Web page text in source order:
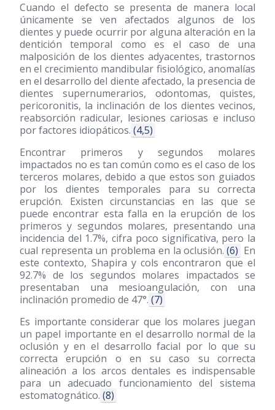
Cuando el defecto se presenta de manera local
únicamente se ven afectados algunos de los
dientes y puede ocurrir por alguna alteración en la
dentición temporal como es el caso de una
malposición de los dientes adyacentes, trastornos
en el crecimiento mandibular fisiológico, anomalías
en el desarrollo del diente afectado, la presencia de
dientes supernumerarios, odontomas, quistes,
pericoronitis, la inclinación de los dientes vecinos,
reabsorción radicular, lesiones cariosas e incluso
por factores idiopáticos. (4,5)
Encontrar primeros y segundos molares
impactados no es tan común como es el caso de los
terceros molares, debido a que estos son guiados
por los dientes temporales para su correcta
erupción. Existen circunstancias en las que se
puede encontrar esta falla en la erupción de los
primeros y segundos molares, presentando una
incidencia del 1.7%, cifra poco significativa, pero la
cual representa un problema en la oclusión. (6) En
este contexto, Shapira y cols encontraron que el
92.7% de los segundos molares impactados se
presentaban una mesioangulación, con una
inclinación promedio de 47°. (7)
Es importante considerar que los molares juegan
un papel importante en el desarrollo normal de la
oclusión y en el desarrollo facial por lo que su
correcta erupción o en su caso su correcta
alineación a los arcos dentales es indispensable
para un adecuado funcionamiento del sistema
estomatognático. (8)